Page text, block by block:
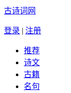
古诗词网
登录 | 注册
推荐
诗文
古籍
名句